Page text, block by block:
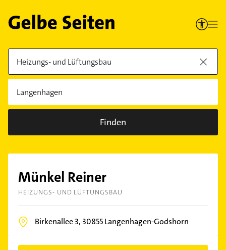
Finden
Münkel Reiner
HEIZUNGS- UND LÜFTUNGSBAU
Birkenallee 3, 30855Langenhagen-Godshorn